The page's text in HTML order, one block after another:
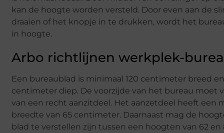
kan de hoogte worden versteld. Door even aan de
draaien of het knopje in te drukken, wordt het
in hoogte.
Arbo richtlijnen werkplek-
Een bureaublad is minimaal 120 centimeter breed
centimeter diep. De voorzijde van het bureau moet
van een recht aanzitdeel. Het aanzetdeel heeft een
breedte van 65 centimeter. Daarnaast mag de
blad te verstellen zijn tussen een hoogten van 62 en